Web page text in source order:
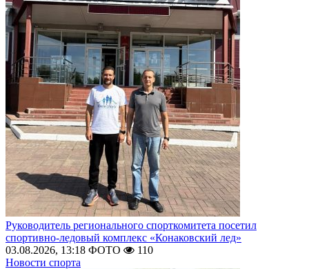
Руководитель регионального спорткомитета посетил
спортивно-ледовый комплекс «Конаковский лед»
03.08.2026, 13:18 ФОТО
110
Новости спорта